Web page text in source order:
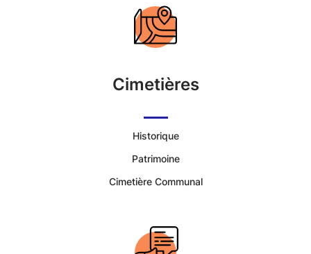
Portail
Citoyen
Commune
de
La
Dominelais
|
Cimetières
Historique
Patrimoine
Cimetière Communal